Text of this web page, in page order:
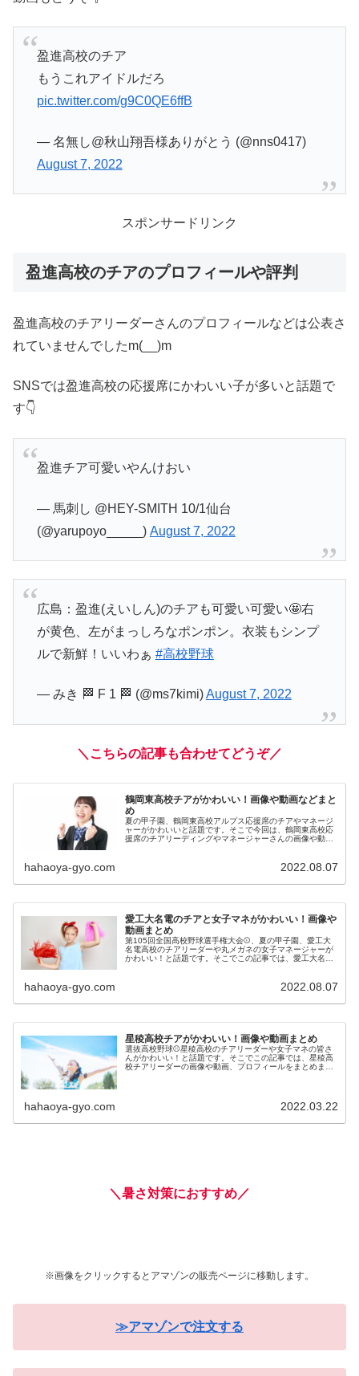
盈進高校のチア
もうこれアイドルだろ
pic.twitter.com/g9C0QE6ffB
— 名無し@秋山翔吾様ありがとう (@nns0417)
August 7, 2022
スポンサードリンク
盈進高校のチアのプロフィールや評判
盈進高校のチアリーダーさんのプロフィールなどは公表さ
れていませんでしたm(__)m
SNSでは盈進高校の応援席にかわいい子が多いと話題で
す👇
盈進チア可愛いやんけおい
— 馬刺し @HEY-SMITH 10/1仙台
(@yarupoyo_____) August 7, 2022
広島：盈進(えいしん)のチアも可愛い可愛い🤩右
が黄色、左がまっしろなポンポン。衣装もシンプ
ルで新鮮！いいわぁ #高校野球
— みき 🏁 F 1 🏁 (@ms7kimi)August 7, 2022
＼こちらの記事も合わせてどうぞ／
鶴岡東高校チアがかわいい！画像や動画などまと
め
夏の甲子園、鶴岡東高校アルプス応援席のチアやマネージ
ャーがかわいいと話題です。そこで今回は、鶴岡東高校応
援席のチアリーディングやマネージャーさんの画像や動
hahaoya-gyo.com 2022.08.07
愛工大名電のチアと女子マネがかわいい！画像や
動画まとめ
第105回全国高校野球選手権大会⚾、夏の甲子園、愛工大
名電高校のチアリーダーや丸メガネの女子マネージャーが
かわいい！と話題です。そこでこの記事では、愛工大名電
hahaoya-gyo.com 2022.08.07
星稜高校チアがかわいい！画像や動画まとめ
選抜高校野球⚾星稜高校のチアリーダーや女子マネの皆さ
んがかわいい！と話題です。そこでこの記事では、星稜高
校チアリーダーの画像や動画、プロフィールをまとめまし
hahaoya-gyo.com 2022.03.22
＼暑さ対策におすすめ／
※画像をクリックするとアマゾンの販売ページに移動します。
≫アマゾンで注文する